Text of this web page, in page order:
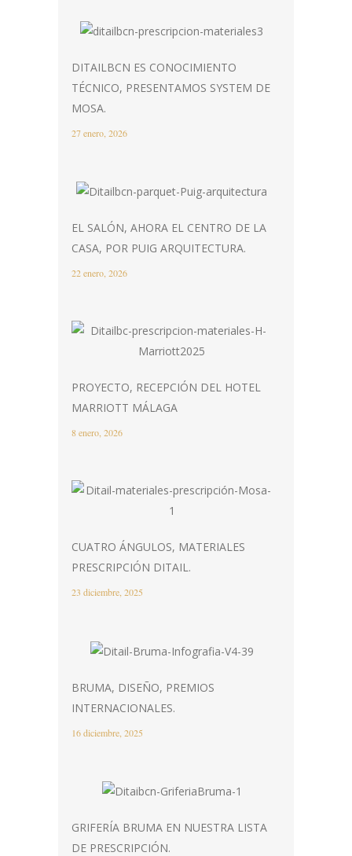
DITAILBCN ES CONOCIMIENTO
TÉCNICO, PRESENTAMOS SYSTEM DE
MOSA.
27 enero, 2026
EL SALÓN, AHORA EL CENTRO DE LA
CASA, POR PUIG ARQUITECTURA.
22 enero, 2026
PROYECTO, RECEPCIÓN DEL HOTEL
MARRIOTT MÁLAGA
8 enero, 2026
CUATRO ÁNGULOS, MATERIALES
PRESCRIPCIÓN DITAIL.
23 diciembre, 2025
BRUMA, DISEÑO, PREMIOS
INTERNACIONALES.
16 diciembre, 2025
GRIFERÍA BRUMA EN NUESTRA LISTA
DE PRESCRIPCIÓN.